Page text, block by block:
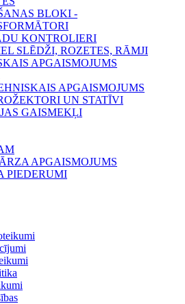
BLOKI -
KONTROLIERI
SLĒDŽI, ROZETES, RĀMJI
APGAISMOJUMS
APGAISMOJUMS
UN STATĪVI
GAISMEKĻI
APGAISMOJUMS
PIEDERUMI